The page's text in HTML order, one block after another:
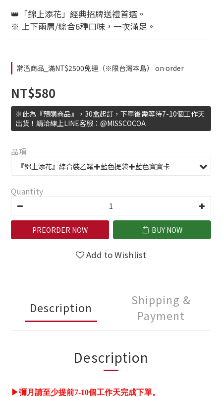
👑「錦上添花」經典招牌送禮首選。
※ 上下兩層/綜合6種口味，一次滿足。
常溫商品_滿NT$2500免運（※限台灣本島） on order
NT$580
※此為『預購商品』，30盒起訂，下單後需等待7-10個工作天
出貨！請洽線上LINE客服：@MISSCOCOA
品項
Quantity
PREORDER NOW BUY NOW
Add to Wishlist
Description
Shipping &
Payment
Description
▶彌月請至少提前7-10個工作天完成下單。